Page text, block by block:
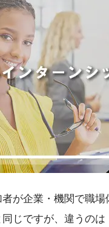
が企業・機関で職
じですが、違うのは